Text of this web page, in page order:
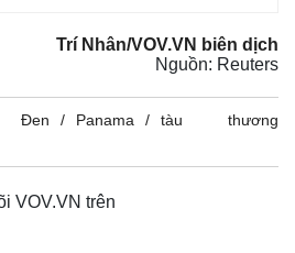
Multimedia
Trí Nhân/VOV.VN biên dịch
Nguồn: Reuters
Đen Panama
tàu thương
VOV.VN trên